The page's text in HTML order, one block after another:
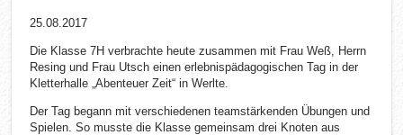
25.08.2017
Die Klasse 7H verbrachte heute zusammen mit Frau Weß, Herrn
Resing und Frau Utsch einen erlebnispädagogischen Tag in der
Kletterhalle „Abenteuer Zeit“ in Werlte.
Der Tag begann mit verschiedenen teamstärkenden Übungen und
Spielen. So musste die Klasse gemeinsam drei Knoten aus